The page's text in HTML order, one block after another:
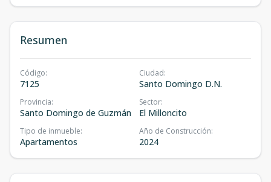
Resumen
Código:
7125
Ciudad:
Santo Domingo D.N.
Provincia:
Santo Domingo de Guzmán
Sector:
El Milloncito
Tipo de inmueble:
Apartamentos
Año de Construcción:
2024